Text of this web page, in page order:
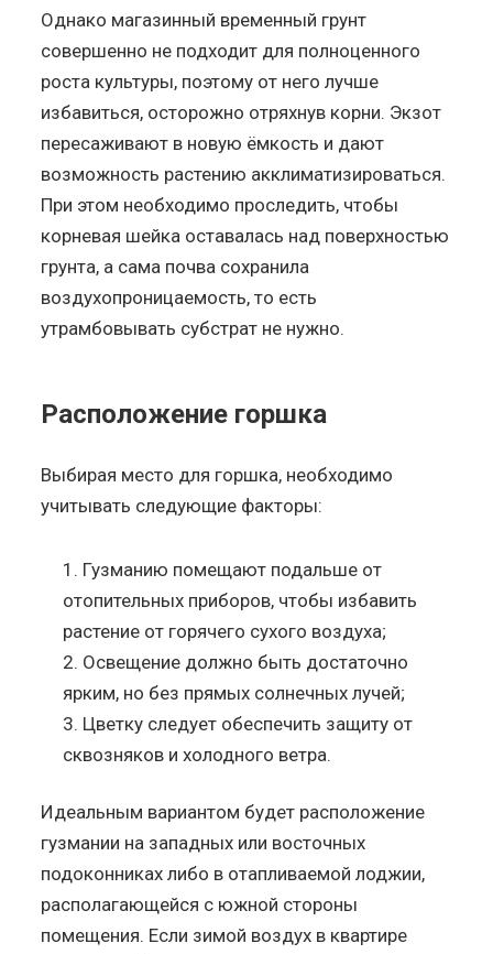
Однако магазинный временный грунт
совершенно не подходит для полноценного
роста культуры, поэтому от него лучше
избавиться, осторожно отряхнув корни. Экзот
пересаживают в новую ёмкость и дают
возможность растению акклиматизироваться.
При этом необходимо проследить, чтобы
корневая шейка оставалась над поверхностью
грунта, а сама почва сохранила
воздухопроницаемость, то есть
утрамбовывать субстрат не нужно.
Расположение горшка
Выбирая место для горшка, необходимо
учитывать следующие факторы:
Гузманию помещают подальше от
отопительных приборов, чтобы избавить
растение от горячего сухого воздуха;
Освещение должно быть достаточно
ярким, но без прямых солнечных лучей;
Цветку следует обеспечить защиту от
сквозняков и холодного ветра.
Идеальным вариантом будет расположение
гузмании на западных или восточных
подоконниках либо в отапливаемой лоджии,
располагающейся с южной стороны
помещения. Если зимой воздух в квартире